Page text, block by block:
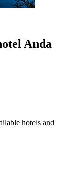
Anda
hotels and